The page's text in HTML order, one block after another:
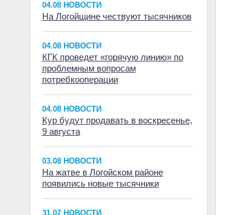
04.08 НОВОСТИ
На Логойщине чествуют тысячников
04.08 НОВОСТИ
КГК проведет «горячую линию» по
проблемным вопросам
потребкооперации
04.08 НОВОСТИ
Кур будут продавать в воскресенье,
9 августа
03.08 НОВОСТИ
На жатве в Логойском районе
появились новые тысячники
31.07 НОВОСТИ